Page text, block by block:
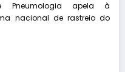
Pneumologia apela à
nacional de rastreio do